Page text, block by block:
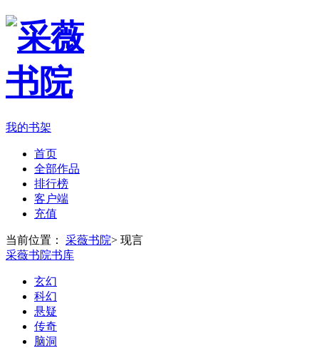
我的书架
首页
全部作品
排行榜
客户端
充值
当前位置： 采薇书院> 现言
采薇书院书库
玄幻
科幻
悬疑
传奇
脑洞